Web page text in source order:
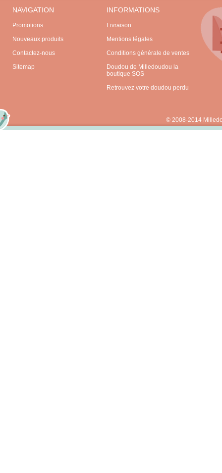
NAVIGATION
Promotions
Nouveaux produits
Contactez-nous
Sitemap
INFORMATIONS
Livraison
Mentions légales
Conditions générale de ventes
Doudou de Milledoudou la
boutique SOS
Retrouvez votre doudou perdu
© 2008-2014